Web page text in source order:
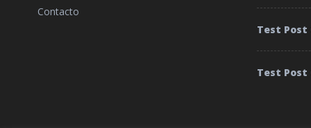
Contacto
Test Post
Test Post